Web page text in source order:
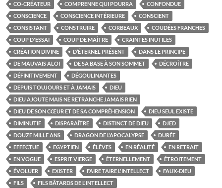
CO-CRÉATEUR COMPRENNE QUI POURRA
CONFONDUE
CONSCIENCE
CONSCIENCE INTÉRIEURE
CONSCIENT
CONSISTANT
CONSTRUIRE CORBEAUX
COUDÉES FRANCHES
COUP D'ESSAI
COUP DE MAÎTRE
CRAINTES INUTILES
CRÉATION DIVINE
D’ÉTERNEL PRÉSENT
DANS LE PRINCIPE
DE MAUVAIS ALOI
DE SA BASE À SON SOMMET
DÉCROÎTRE
DÉFINITIVEMENT
DÉGOULINANTES
DEPUIS TOUJOURS ET À JAMAIS
DIEU
DIEU AJOUTE MAIS NE RETRANCHE JAMAIS RIEN
DIEU DE SON CŒUR ET DE SA COMPRÉHENSION
DIEU SEUL EXISTE
DIMINUTIF
DISPARAÎTRE DISTINCT DE DIEU
DJED
DOUZE MILLE ANS
DRAGON DE L’APOCALYPSE
DURÉE
EFFECTUE
EGYPTIEN ÉLÈVES EN RÉALITÉ
EN RETRAIT
EN VOGUE
ESPRIT VIERGE ÉTERNELLEMENT
ÉTROITEMENT
ÉVOLUER
EXISTER FAIRE TAIRE L'INTELLECT
FAUX-DIEU
FILS
FILS BÂTARDS DE L'INTELLECT